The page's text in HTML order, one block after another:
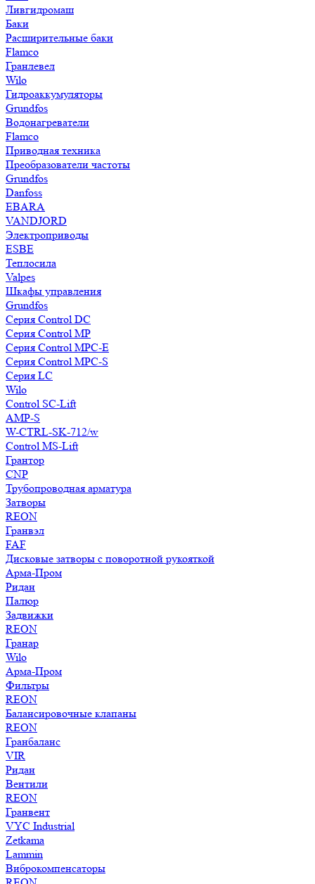
Ливгидромаш
Баки
Расширительные баки
Flamco
Гранлевел
Wilo
Гидроаккумуляторы
Grundfos
Водонагреватели
Flamco
Приводная техника
Преобразователи частоты
Grundfos
Danfoss
EBARA
VANDJORD
Электроприводы
ESBE
Теплосила
Valpes
Шкафы управления
Grundfos
Серия Control DC
Серия Control MP
Серия Control MPC-E
Серия Control MPC-S
Серия LC
Wilo
Control SC-Lift
AMP-S
W-CTRL-SK-712/w
Control MS-Lift
Грантор
CNP
Трубопроводная арматура
Затворы
REON
Гранвэл
FAF
Дисковые затворы с поворотной рукояткой
Арма-Пром
Ридан
Палюр
Задвижки
REON
Гранар
Wilo
Арма-Пром
Фильтры
REON
Балансировочные клапаны
REON
Гранбаланс
VIR
Ридан
Вентили
REON
Гранвент
VYC Industrial
Zetkama
Lammin
Виброкомпенсаторы